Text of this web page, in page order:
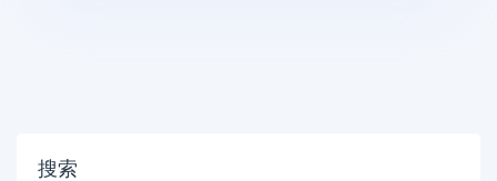
搜索